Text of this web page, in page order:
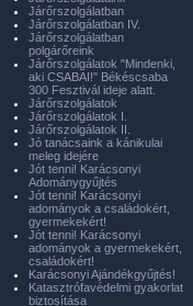
Járőrszolgálatban
Járőrszolgálatban IV.
Járőrszolgálatban
polgárőreink
Járőrszolgálatok "Mindenki,
aki CSABAI!" Békéscsaba
300 Fesztivál ideje alatt.
Járőrszolgálatok
Járőrszolgálatok I.
Járőrszolgálatok II.
Jó tanácsaink a kánikulai
meleg idejére
Jót tenni! Karácsonyi
Adománygyűjtés
Jót tenni! Karácsonyi
adományok a családokért,
gyermekekért!
Jót tenni! Karácsonyi
adományok a gyermekekért,
családokért!
Karácsonyi Ajándékgyűjtés!
Katasztrófavédelmi gyakorlat
biztosítása